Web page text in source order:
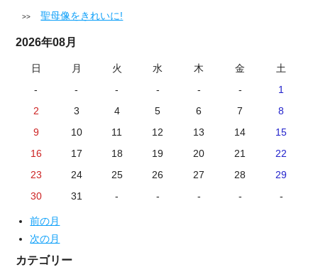
聖母像をきれいに!
2026年08月
日 月 火 水 木 金
土
-
- - - - -
1
2
3 4 5 6 7
8
9
10 11 12 13 14
15
16
17 18 19 20 21
22
23
24 25 26 27 28
29
30
31 - - - - -
前の月
次の月
カテゴリー